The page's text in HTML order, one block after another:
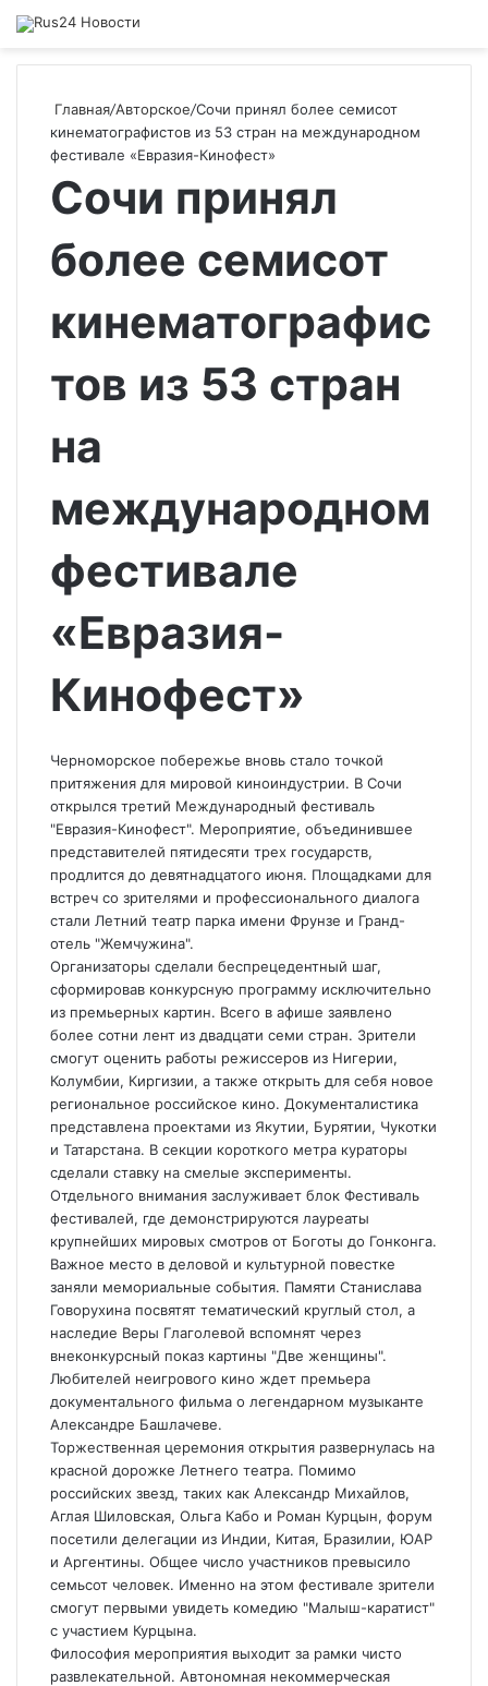
Главная/Авторское/Сочи принял более семисот
кинематографистов из 53 стран на международном
фестивале «Евразия-Кинофест»
Сочи принял
более семисот
кинематографис
тов из 53 стран
на
международном
фестивале
«Евразия-
Кинофест»
Черноморское побережье вновь стало точкой
притяжения для мировой киноиндустрии. В Сочи
открылся третий Международный фестиваль
"Евразия-Кинофест". Мероприятие, объединившее
представителей пятидесяти трех государств,
продлится до девятнадцатого июня. Площадками для
встреч со зрителями и профессионального диалога
стали Летний театр парка имени Фрунзе и Гранд-
отель "Жемчужина".
Организаторы сделали беспрецедентный шаг,
сформировав конкурсную программу исключительно
из премьерных картин. Всего в афише заявлено
более сотни лент из двадцати семи стран. Зрители
смогут оценить работы режиссеров из Нигерии,
Колумбии, Киргизии, а также открыть для себя новое
региональное российское кино. Документалистика
представлена проектами из Якутии, Бурятии, Чукотки
и Татарстана. В секции короткого метра кураторы
сделали ставку на смелые эксперименты.
Отдельного внимания заслуживает блок Фестиваль
фестивалей, где демонстрируются лауреаты
крупнейших мировых смотров от Боготы до Гонконга.
Важное место в деловой и культурной повестке
заняли мемориальные события. Памяти Станислава
Говорухина посвятят тематический круглый стол, а
наследие Веры Глаголевой вспомнят через
внеконкурсный показ картины "Две женщины".
Любителей неигрового кино ждет премьера
документального фильма о легендарном музыканте
Александре Башлачеве.
Торжественная церемония открытия развернулась на
красной дорожке Летнего театра. Помимо
российских звезд, таких как Александр Михайлов,
Аглая Шиловская, Ольга Кабо и Роман Курцын, форум
посетили делегации из Индии, Китая, Бразилии, ЮАР
и Аргентины. Общее число участников превысило
семьсот человек. Именно на этом фестивале зрители
смогут первыми увидеть комедию "Малыш-каратист"
с участием Курцына.
Философия мероприятия выходит за рамки чисто
развлекательной. Автономная некоммерческая